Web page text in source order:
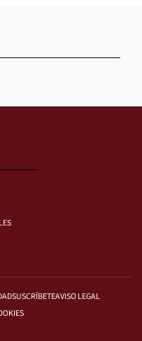
SUSCRÍBETEAVISO LEGAL